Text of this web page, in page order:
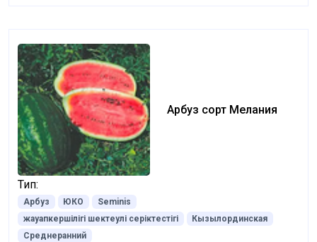
Арбуз сорт Мелания
Тип:
Арбуз ЮКО
Seminis
жауапкершілігі шектеулі серіктестігі
Кызылординская
Среднеранний